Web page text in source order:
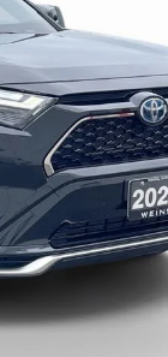
Affaire